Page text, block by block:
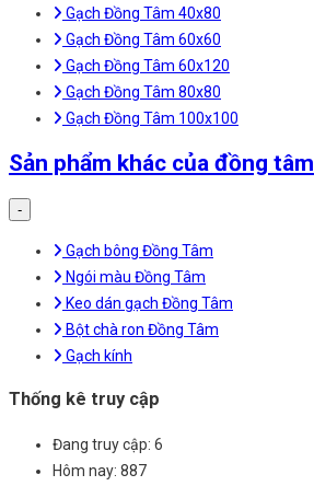
Gạch Đồng Tâm 40x80
Gạch Đồng Tâm 60x60
Gạch Đồng Tâm 60x120
Gạch Đồng Tâm 80x80
Gạch Đồng Tâm 100x100
Sản phẩm khác của đồng tâm
-
Gạch bông Đồng Tâm
Ngói màu Đồng Tâm
Keo dán gạch Đồng Tâm
Bột chà ron Đồng Tâm
Gạch kính
Thống kê truy cập
Đang truy cập: 6
Hôm nay: 887